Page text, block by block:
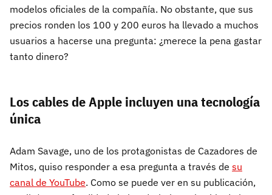
modelos oficiales de la compañía. No obstante, que sus
precios ronden los 100 y 200 euros ha llevado a muchos
usuarios a hacerse una pregunta: ¿merece la pena gastar
tanto dinero?
Los cables de Apple incluyen una tecnología
única
Adam Savage, uno de los protagonistas de Cazadores de
Mitos, quiso responder a esa pregunta a través de su
canal de YouTube. Como se puede ver en su publicación,